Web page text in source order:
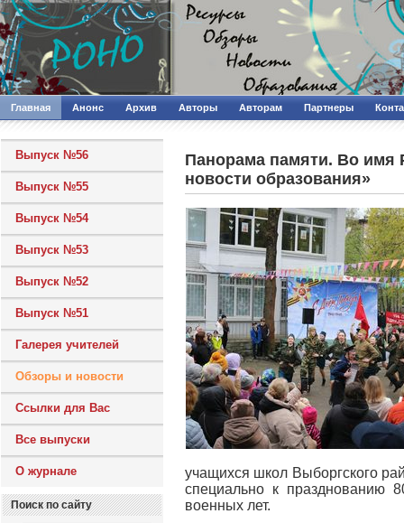
Главная Анонс Архив Авторы Авторам Партнеры
Выпуск №56
Выпуск №55
Выпуск №54
Выпуск №53
Выпуск №52
Выпуск №51
Галерея учителей
Обзоры и новости
Ссылки для Вас
Все выпуски
О журнале
Поиск по сайту
Панорама памяти. Во
новости образования»
учащихся школ Выборгского
специально к празднованию
военных лет.